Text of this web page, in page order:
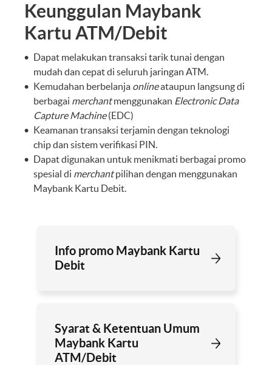
Keunggulan Maybank
Kartu ATM/Debit
Dapat melakukan transaksi tarik tunai dengan
mudah dan cepat di seluruh jaringan ATM.
Kemudahan berbelanja onlineataupun langsung di
berbagai merchantmenggunakan Electronic Data
Capture Machine(EDC)
Keamanan transaksi terjamin dengan teknologi
chip dan sistem verifikasi PIN.
Dapat digunakan untuk menikmati berbagai promo
spesial di merchantpilihan dengan menggunakan
Maybank Kartu Debit.
Info promo Maybank Kartu
Debit
Syarat & Ketentuan Umum
Maybank Kartu
ATM/Debit